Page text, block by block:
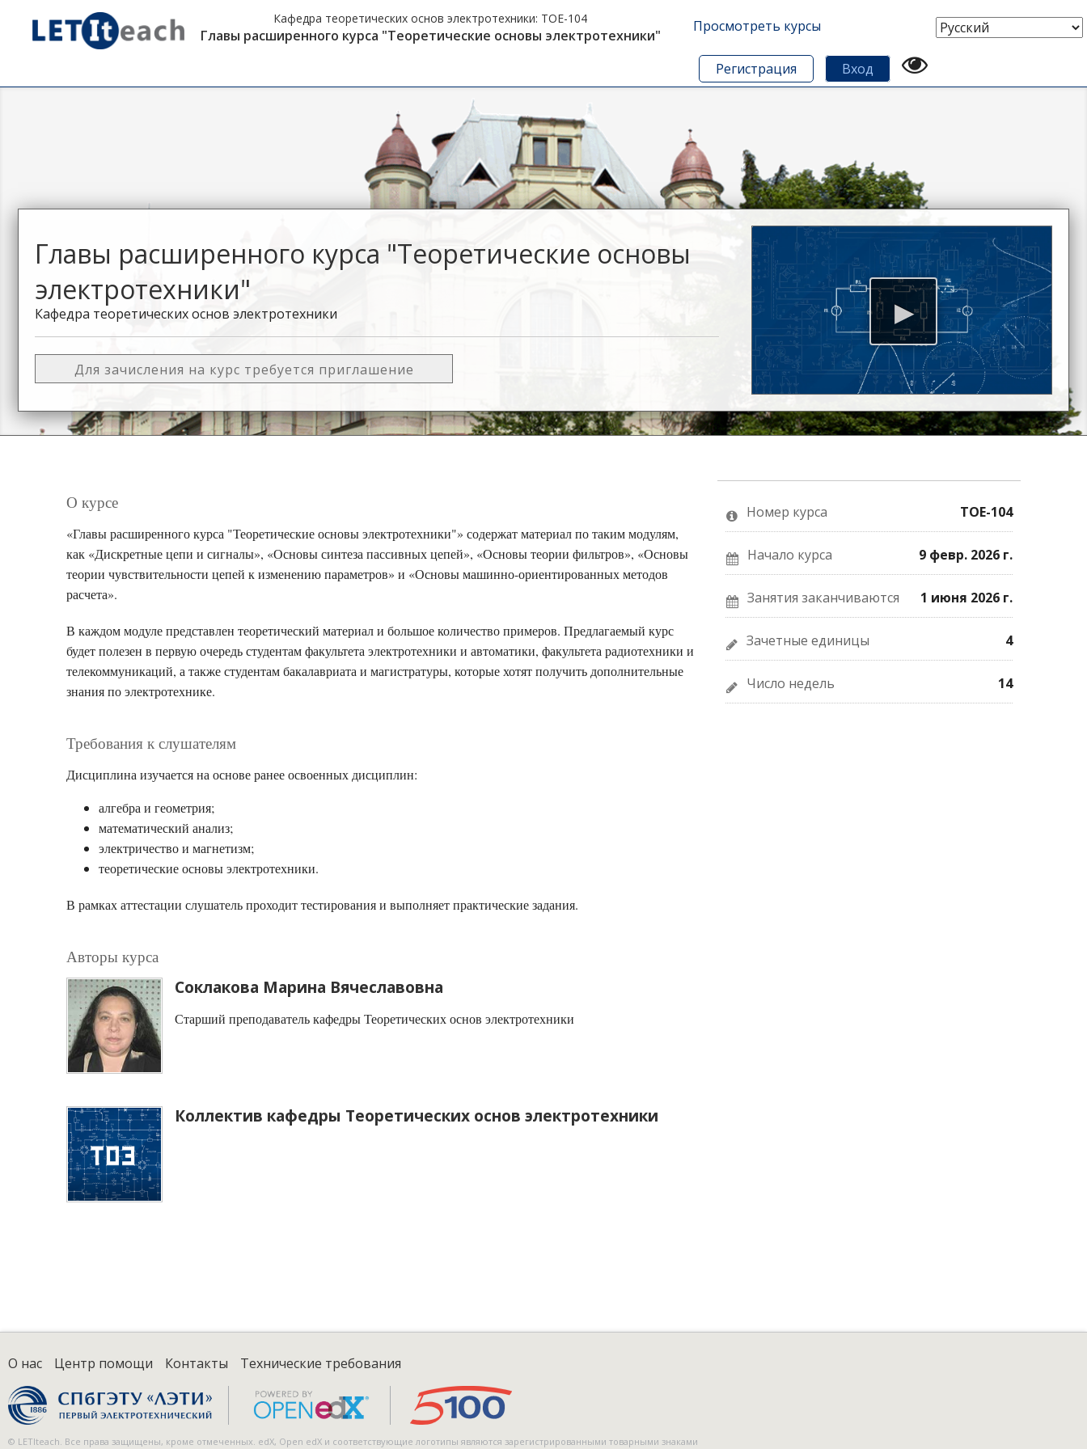
Кафедра теоретических основ электротехники: TOE-104
Главы расширенного курса "Теоретические основы электротехники"
Выберите
Просмотреть курсы
Регистрация Вход
Главы расширенного курса "Теоретические основы
электротехники"
Кафедра теоретических основ электротехники
Для зачисления на курс требуется приглашение
О курсе
«Главы расширенного курса "Теоретические основы электротехники"» содержат материал по таким модулям,
как «Дискретные цепи и сигналы», «Основы синтеза пассивных цепей», «Основы теории фильтров», «Основы
теории чувствительности цепей к изменению параметров» и «Основы машинно-ориентированных методов
расчета».
В каждом модуле представлен теоретический материал и большое количество примеров. Предлагаемый курс
будет полезен в первую очередь студентам факультета электротехники и автоматики, факультета радиотехники и
телекоммуникаций, а также студентам бакалавриата и магистратуры, которые хотят получить дополнительные
знания по электротехнике.
Требования к слушателям
Дисциплина изучается на основе ранее освоенных дисциплин:
алгебра и геометрия;
математический анализ;
электричество и магнетизм;
теоретические основы электротехники.
В рамках аттестации слушатель проходит тестирования и выполняет практические задания.
Авторы курса
Соклакова Марина Вячеславовна
Старший преподаватель кафедры Теоретических основ электротехники
Коллектив кафедры Теоретических основ электротехники
Номер курса TOE-104
Начало курса 9 февр. 2026 г.
Занятия заканчиваются 1 июня 2026 г.
Зачетные единицы 4
Число недель 14
О нас Центр помощи Контакты Технические требования
© LETIteach. Все права защищены, кроме отмеченных. edX, Open edX и соответствующие логотипы являются зарегистрированными товарными знаками